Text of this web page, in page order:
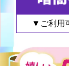
▼ご利用